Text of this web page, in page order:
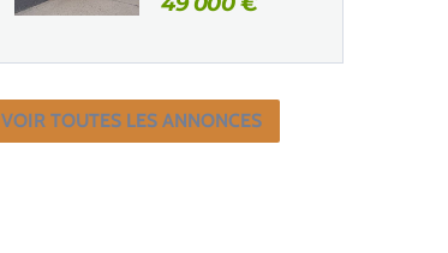
VOIR TOUTES LES ANNONCES